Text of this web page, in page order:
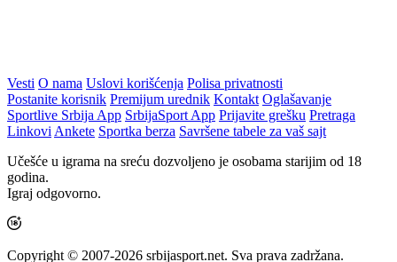
Vesti O nama Uslovi korišćenja Polisa privatnosti
Postanite korisnik Premijum urednik Kontakt Oglašavanje
Sportlive Srbija App SrbijaSport App Prijavite grešku Pretraga
Linkovi Ankete Sportka berza Savršene tabele za vaš sajt
Učešće u igrama na sreću dozvoljeno je osobama starijim od 18
godina.
Igraj odgovorno.
Copyright © 2007-2026 srbijasport.net. Sva prava zadržana.